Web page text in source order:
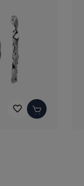
favorite_border